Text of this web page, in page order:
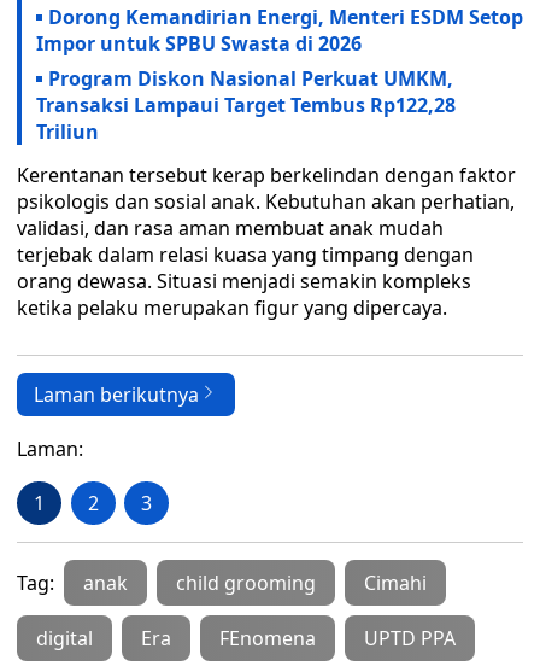
Dorong Kemandirian Energi, Menteri ESDM Setop
Impor untuk SPBU Swasta di 2026
Program Diskon Nasional Perkuat UMKM,
Transaksi Lampaui Target Tembus Rp122,28
Triliun
Kerentanan tersebut kerap berkelindan dengan faktor
psikologis dan sosial anak. Kebutuhan akan perhatian,
validasi, dan rasa aman membuat anak mudah
terjebak dalam relasi kuasa yang timpang dengan
orang dewasa. Situasi menjadi semakin kompleks
ketika pelaku merupakan figur yang dipercaya.
Laman berikutnya
Laman:
1 2 3
Tag: anak child grooming Cimahi
digital Era FEnomena UPTD PPA